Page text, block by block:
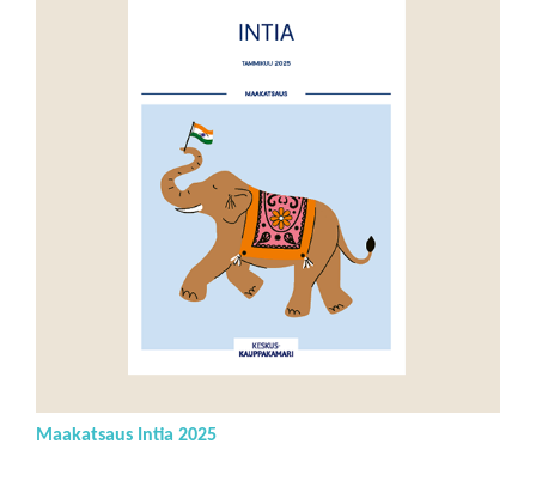
Maakatsaus Intia 2025